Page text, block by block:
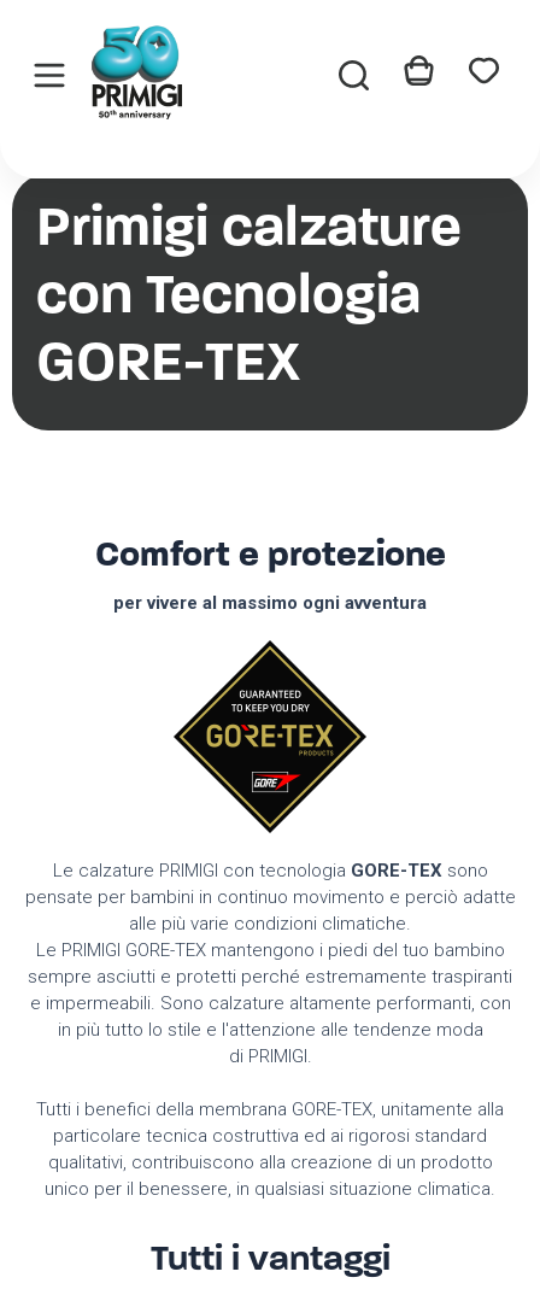
Primigi
My
My
Primigi calzature
con Tecnologia
GORE-TEX
Comfort e protezione
per vivere al massimo ogni avventura
Le calzature PRIMIGI con tecnologia GORE-TEXsono
pensate per bambini in continuo movimento e perciò adatte
alle più varie condizioni climatiche.
Le PRIMIGI GORE-TEX mantengono i piedi del tuo bambino
sempre asciutti e protetti perché estremamente traspiranti
e impermeabili. Sono calzature altamente performanti, con
in più tutto lo stile e l'attenzione alle tendenze moda
di PRIMIGI.
Tutti i benefici della membrana GORE-TEX, unitamente alla
particolare tecnica costruttiva ed ai rigorosi standard
qualitativi, contribuiscono alla creazione di un prodotto
unico per il benessere, in qualsiasi situazione climatica.
Tutti i vantaggi